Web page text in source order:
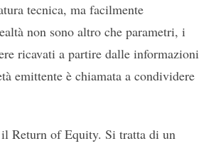
tecnica, ma facilmente
non sono altro che parametri, i
ricavati a partire dalle informazioni
emittente è chiamata a condividere
Return of Equity. Si tratta di un